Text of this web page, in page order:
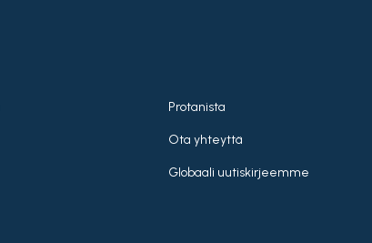
Protanista
Ota yhteyttä
Globaali uutiskirjeemme